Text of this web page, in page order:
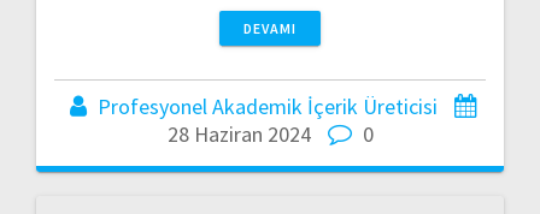
DEVAMI
Profesyonel Akademik İçerik Üreticisi
28 Haziran 2024
0